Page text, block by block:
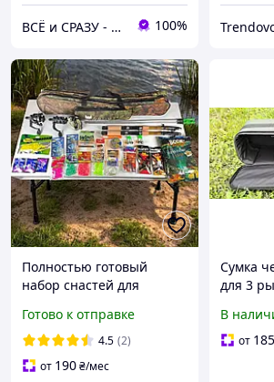
ВСЁ и СРАЗУ - Интернет-магазин товаров для организации торговли, торгового оборудования 100%
Полностью готовый
набор снастей для
рыболовный набор с
удочками в чехле на
подарок коллеге
Готово к отправке
4.5 (2)
от 190₴/мес
Сумка
для 3
фото
В
от 185